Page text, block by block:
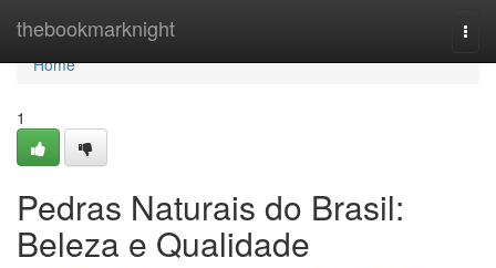
thebookmarknight
Home
Home
1
Pedras Naturais do Brasil:
Beleza e Qualidade